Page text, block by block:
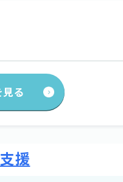
る
援